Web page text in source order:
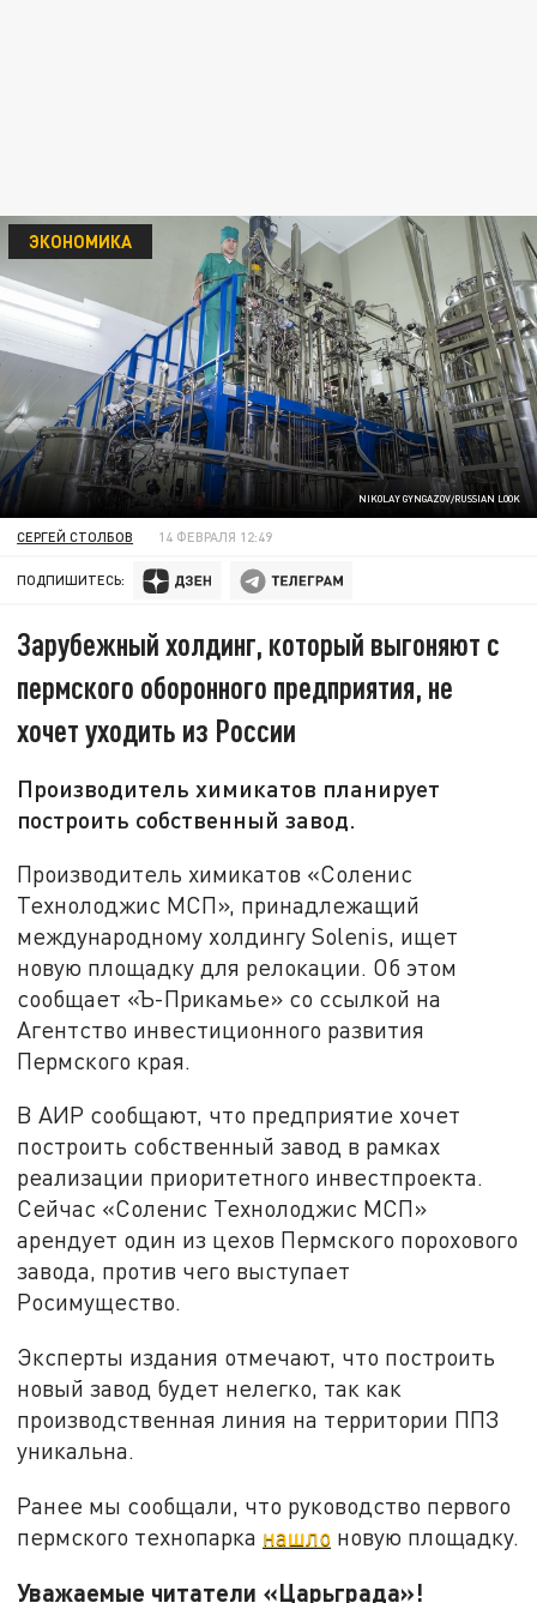
NIKOLAY GYNGAZOV/RUSSIAN LOOK
ЭКОНОМИКА
СЕРГЕЙ СТОЛБОВ 14 ФЕВРАЛЯ 12:49
ПОДПИШИТЕСЬ:
Зарубежный холдинг, который выгоняют с
пермского оборонного предприятия, не
хочет уходить из России
Производитель химикатов планирует
построить собственный завод.
Производитель химикатов «Соленис
Технолоджис МСП», принадлежащий
международному холдингу Solenis, ищет
новую площадку для релокации. Об этом
сообщает «Ъ-Прикамье» со ссылкой на
Агентство инвестиционного развития
Пермского края.
В АИР сообщают, что предприятие хочет
построить собственный завод в рамках
реализации приоритетного инвестпроекта.
Сейчас «Соленис Технолоджис МСП»
арендует один из цехов Пермского порохового
завода, против чего выступает
Росимущество.
Эксперты издания отмечают, что построить
новый завод будет нелегко, так как
производственная линия на территории ППЗ
уникальна.
Ранее мы сообщали, что руководство первого
пермского технопарка нашло новую площадку.
Уважаемые читатели «Царьграда»!